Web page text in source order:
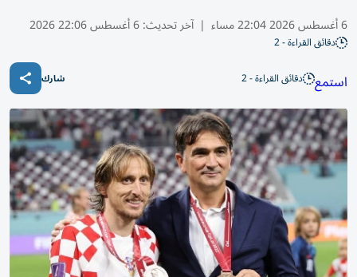
6 أغسطس 2026 22:04 مساء | آخر تحديث:6 أغسطس 22:06 2026
دقائق القراءة - 2
استمع دقائق القراءة - 2 شارك